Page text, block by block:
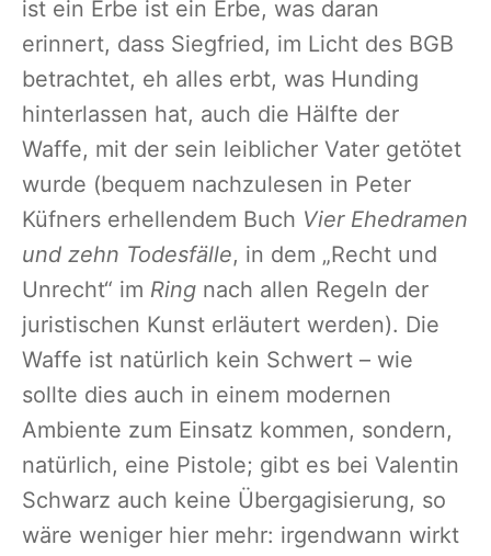
ist ein Erbe ist ein Erbe, was daran
erinnert, dass Siegfried, im Licht des BGB
betrachtet, eh alles erbt, was Hunding
hinterlassen hat, auch die Hälfte der
Waffe, mit der sein leiblicher Vater getötet
wurde (bequem nachzulesen in Peter
Küfners erhellendem Buch Vier Ehedramen
und zehn Todesfälle, in dem „Recht und
Unrecht“ im Ring nach allen Regeln der
juristischen Kunst erläutert werden). Die
Waffe ist natürlich kein Schwert – wie
sollte dies auch in einem modernen
Ambiente zum Einsatz kommen, sondern,
natürlich, eine Pistole; gibt es bei Valentin
Schwarz auch keine Übergagisierung, so
wäre weniger hier mehr: irgendwann wirkt